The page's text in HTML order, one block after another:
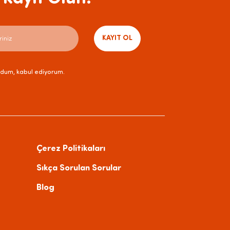
KAYIT OL
kabul ediyorum.
Çerez Politikaları
Sıkça Sorulan Sorular
Blog